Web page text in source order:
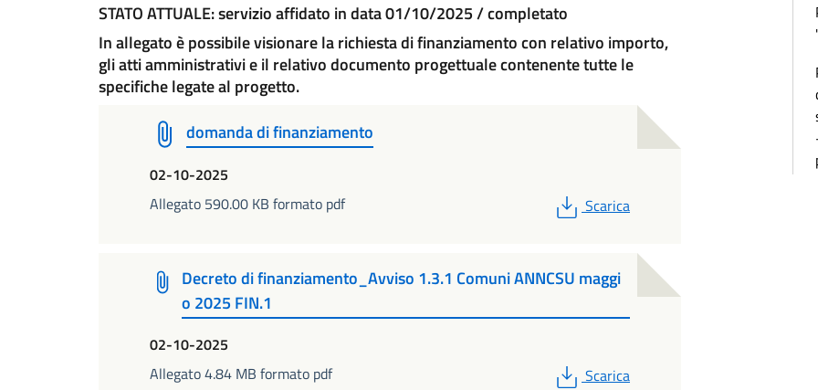
STATO ATTUALE: servizio affidato in data 01/10/2025 / completato
In allegato è possibile visionare la richiesta di finanziamento con relativo importo,
gli atti amministrativi e il relativo documento progettuale contenente tutte le
specifiche legate al progetto.
domanda di finanziamento
02-10-2025
Allegato 590.00 KB formato pdf
PDF
Scarica
Decreto di finanziamento_Avviso 1.3.1 Comuni ANNCSU maggi
o 2025 FIN.1
02-10-2025
Allegato 4.84 MB formato pdf
PDF
Scarica